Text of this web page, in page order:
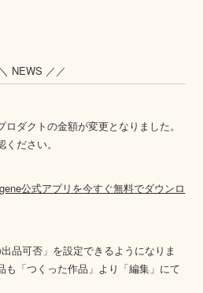
NEWS ／／
ダクトの金額が変更となりました。
ください。
公式アプリを今すぐ無料でダウンロ
品可否」を設定できるようになりま
も「つくった作品」より「編集」にて